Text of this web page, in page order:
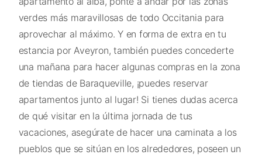
verdes más maravillosas de todo Occitania para
aprovechar al máximo. Y en forma de extra en tu
estancia por Aveyron, también puedes concederte
una mañana para hacer algunas compras en la zona
de tiendas de Baraqueville, ¡puedes reservar
apartamentos junto al lugar! Si tienes dudas acerca
de qué visitar en la última jornada de tus
vacaciones, asegúrate de hacer una caminata a los
pueblos que se sitúan en los alrededores, poseen un